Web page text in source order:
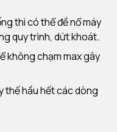
thì có thể đề nổ máy
quy trình, dứt khoát.
không chạm max gây
thế hầu hết các dòng